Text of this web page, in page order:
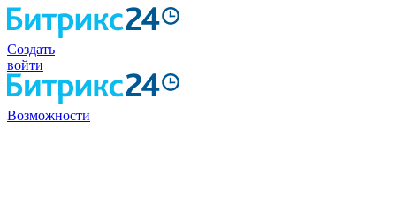
Создать
войти
Возможности